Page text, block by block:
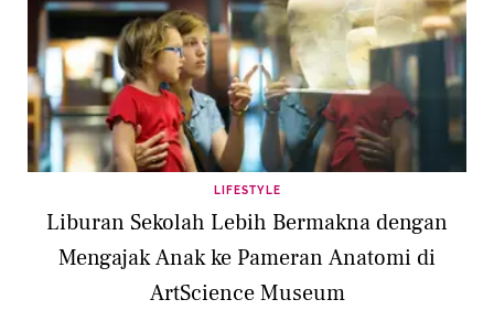
LIFESTYLE
Liburan Sekolah Lebih Bermakna dengan
Mengajak Anak ke Pameran Anatomi di
ArtScience Museum